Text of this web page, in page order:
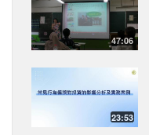
47:06
23:53